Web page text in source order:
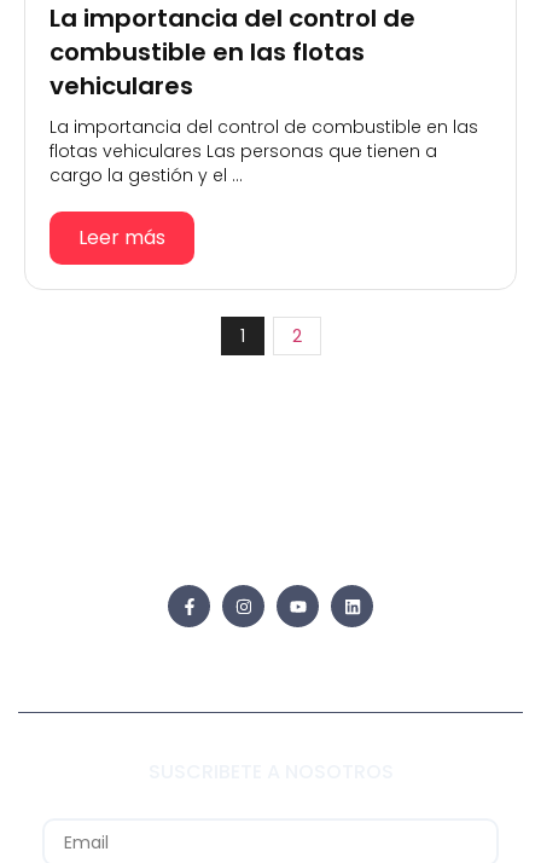
La importancia del control de
combustible en las flotas
vehiculares
La importancia del control de combustible en las
flotas vehiculares Las personas que tienen a
cargo la gestión y el ...
Leer más
1 2